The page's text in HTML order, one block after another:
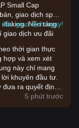
Small Cap
giao dịch spot,
Nền tảng
giao dịch ưu đãi
giao dịch ngay!
thời gian thực
hợp và xem xét
này chỉ mang
khuyên đầu tư.
ra quyết định
của bản thân.
5 phút trước